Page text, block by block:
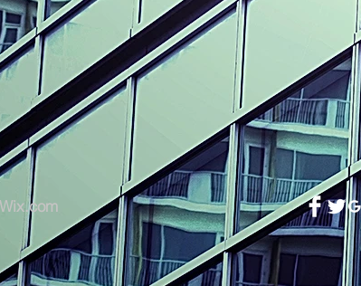
Wix.com